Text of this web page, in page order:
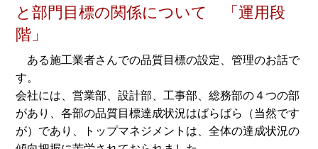
と部門目標の関係について 「運用段
階」
ある施工業者さんでの品質目標の設定、管理のお話で
す。
会社には、営業部、設計部、工事部、総務部の４つの部
があり、各部の品質目標達成状況はばらばら（当然です
が）であり、トップマネジメントは、全体の達成状況の